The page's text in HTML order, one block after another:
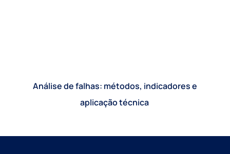
Análise de falhas: métodos, indicadores e
aplicação técnica